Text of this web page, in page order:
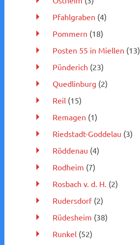
Pfahlgraben (4)
Pommern (18)
Posten 55 in Miellen (13)
Pünderich (23)
Quedlinburg (2)
Reil(15)
Remagen (1)
Riedstadt-Goddelau (3)
Röddenau (4)
Rodheim (7)
Rosbach v. d. H. (2)
Rudersdorf(2)
Rüdesheim (38)
Runkel(52)